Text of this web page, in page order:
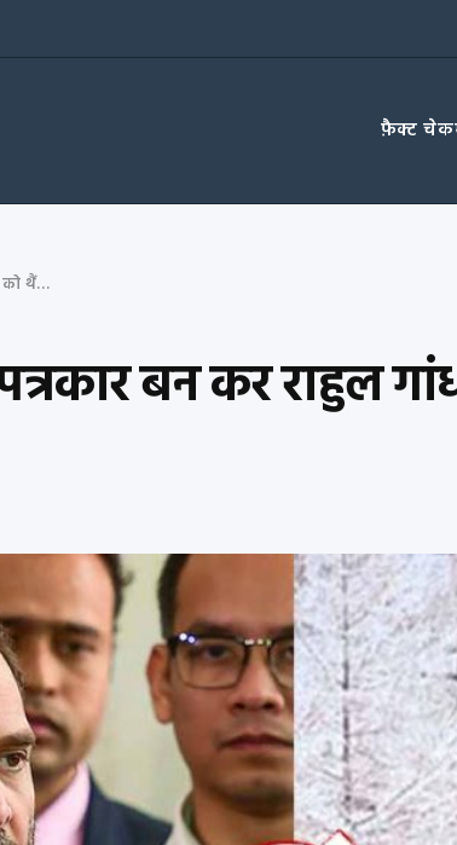
फ़ैक्ट चेक
फ़र्ज़ी अकाउंट : चीन का पत्रकार बन कर राहुल गांधी को थैंक यू कहने वाले अकाउंट की सच्चाई
बन कर राहुल